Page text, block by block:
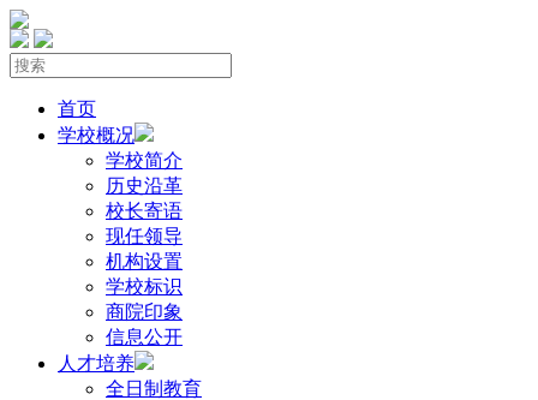
首页
学校概况
学校简介
历史沿革
校长寄语
现任领导
机构设置
学校标识
商院印象
信息公开
人才培养
全日制教育